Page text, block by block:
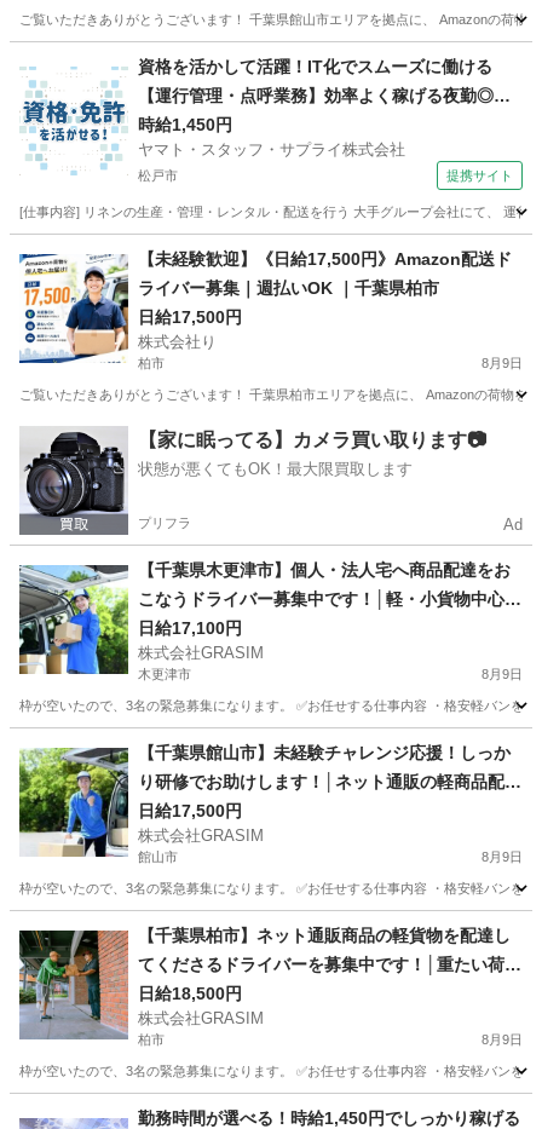
ご覧いただきありがとうございます！ 千葉県館山市エリアを拠点に、 Amazonの荷
物流 Amazon
資格を活かして活躍！IT化でスムーズに働ける
【運行管理・点呼業務】効率よく稼げる夜勤◎空
調完備で快適
時給1,450円
ヤマト・スタッフ・サプライ株式会社
松戸市 提携サイト
[仕事内容] リネンの生産・管理・レンタル・配送を行う 大手グループ会社にて、 運
ドライバー
【未経験歓迎】《日給17,500円》Amazon配送ド
ライバー募集｜週払いOK ｜千葉県柏市
日給17,500円
株式会社り
柏市 8月9日
ご覧いただきありがとうございます！ 千葉県柏市エリアを拠点に、 Amazonの荷物
柏市 物流 Amazon
【家に眠ってる】カメラ買い取ります📷
状態が悪くてもOK！最大限買取します
プリフラ Ad
【千葉県木更津市】個人・法人宅へ商品配達をお
こなうドライバー募集中です！│軽・小貨物中心で
重量物ほとんどなし！
日給17,100円
株式会社GRASIM
木更津市 8月9日
枠が空いたので、3名の緊急募集になります。 ✅お任せする仕事内容 ・格安軽バン
ドライバー 荷物
【千葉県館山市】未経験チャレンジ応援！しっか
り研修でお助けします！│ネット通販の軽商品配達
ドライバー募集中！
日給17,500円
株式会社GRASIM
館山市 8月9日
枠が空いたので、3名の緊急募集になります。 ✅お任せする仕事内容 ・格安軽バン
ドライバー 荷物
【千葉県柏市】ネット通販商品の軽貨物を配達し
てくださるドライバーを募集中です！│重たい荷物
ほぼなし！初心者スタートもOK！
日給18,500円
株式会社GRASIM
柏市 8月9日
枠が空いたので、3名の緊急募集になります。 ✅お任せする仕事内容 ・格安軽バン
ドライバー 荷物
勤務時間が選べる！時給1,450円でしっかり稼げる